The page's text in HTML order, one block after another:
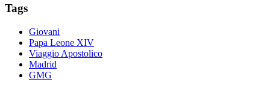
Tags
Giovani
Papa Leone XIV
Viaggio Apostolico
Madrid
GMG